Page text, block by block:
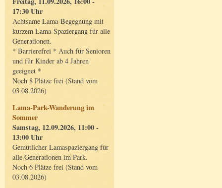
17:30 Uhr
Achtsame Lama-Begegnung mit
kurzem Lama-Spaziergang für alle
Generationen.
* Barrierefrei * Auch für Senioren
und für Kinder ab 4 Jahren
geeignet *
Noch 8 Plätze frei (Stand vom
03.08.2026)
Lama-Park-Wanderung im
Sommer
Samstag, 12.09.2026, 11:00 -
13:00 Uhr
Gemütlicher Lamaspaziergang für
alle Generationen im Park.
Noch 6 Plätze frei (Stand vom
03.08.2026)